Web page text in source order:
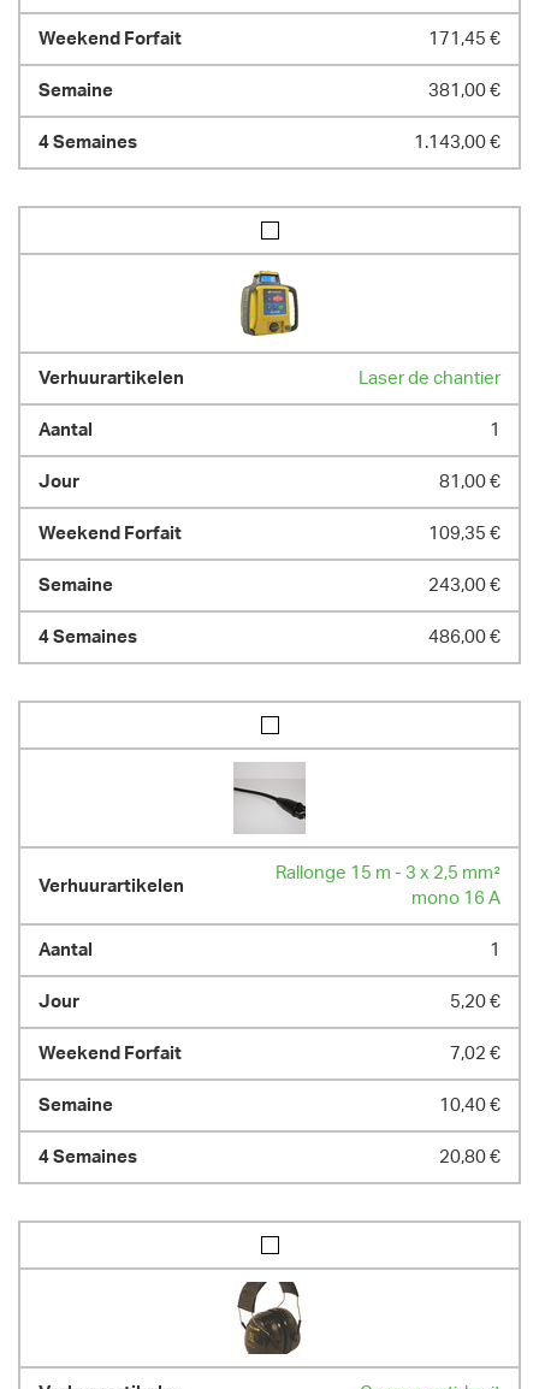
171,45 €
381,00 €
1.143,00 €
Laser de chantier
1
81,00 €
109,35 €
243,00 €
486,00 €
Rallonge 15 m - 3 x 2,5 mm²
mono 16 A
1
5,20 €
7,02 €
10,40 €
20,80 €